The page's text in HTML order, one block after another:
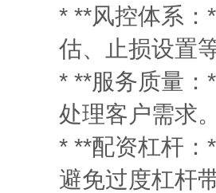
* **风控体系：
估、止损设置
* **服务质量：
处理客户需求
* **配资杠杆：
避免过度杠杆